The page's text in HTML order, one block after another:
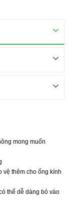
mong muốn
vệ thêm cho ống kính
thể dễ dàng bỏ vào